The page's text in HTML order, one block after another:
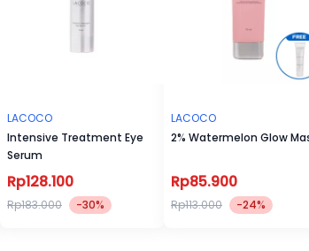
dan
LACOCO
Intensive Treatment Eye
Serum
Rp128.100
Rp183.000 -30%
LACOCO
2% Watermelon Glow
Rp85.900
Rp113.000 -24%